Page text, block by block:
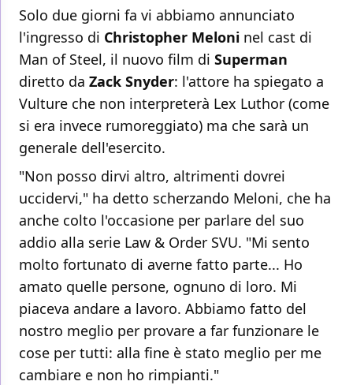
Solo due giorni fa vi abbiamo annunciato
l'ingresso di Christopher Meloni nel cast di
Man of Steel, il nuovo film di Superman
diretto da Zack Snyder: l'attore ha spiegato a
Vulture che non interpreterà Lex Luthor (come
si era invece rumoreggiato) ma che sarà un
generale dell'esercito.
"Non posso dirvi altro, altrimenti dovrei
uccidervi," ha detto scherzando Meloni, che ha
anche colto l'occasione per parlare del suo
addio alla serie Law & Order SVU. "Mi sento
molto fortunato di averne fatto parte... Ho
amato quelle persone, ognuno di loro. Mi
piaceva andare a lavoro. Abbiamo fatto del
nostro meglio per provare a far funzionare le
cose per tutti: alla fine è stato meglio per me
cambiare e non ho rimpianti."